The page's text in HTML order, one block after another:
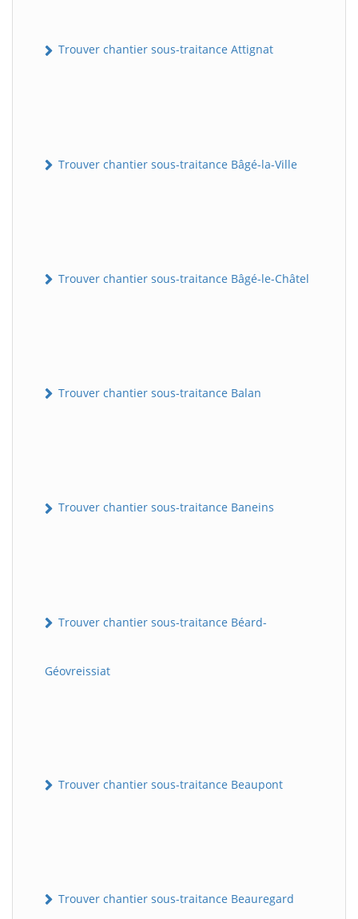
Trouver chantier sous-traitance Attignat
Trouver chantier sous-traitance Bâgé-la-Ville
Trouver chantier sous-traitance Bâgé-le-Châtel
Trouver chantier sous-traitance Balan
Trouver chantier sous-traitance Baneins
Trouver chantier sous-traitance Béard-
Géovreissiat
Trouver chantier sous-traitance Beaupont
Trouver chantier sous-traitance Beauregard